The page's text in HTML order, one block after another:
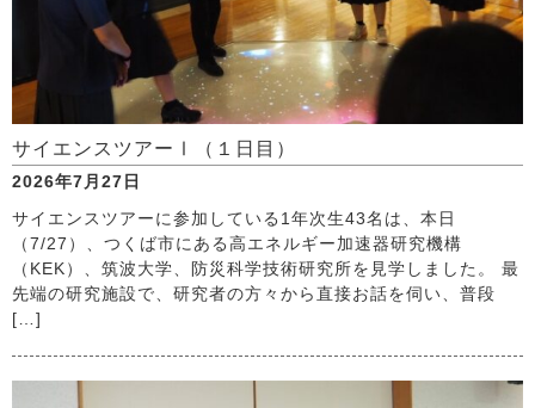
サイエンスツアーⅠ（１日目）
2026年7月27日
サイエンスツアーに参加している1年次生43名は、本日
（7/27）、つくば市にある高エネルギー加速器研究機構
（KEK）、筑波大学、防災科学技術研究所を見学しました。 最
先端の研究施設で、研究者の方々から直接お話を伺い、普段
[…]